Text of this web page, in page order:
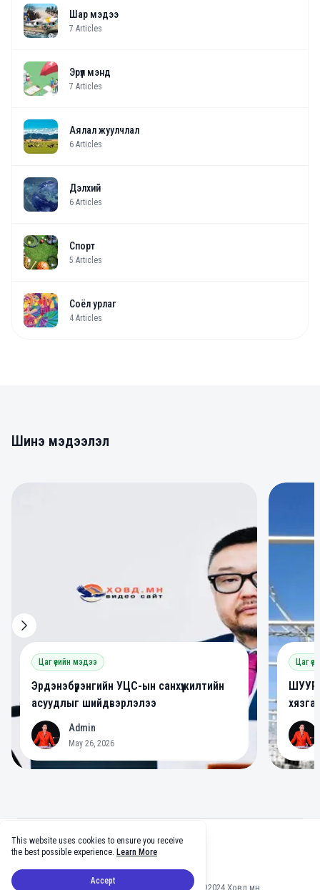
Шар мэдээ
7 Articles
Эрүүл мэнд
7 Articles
Аялал жуулчлал
6 Articles
Дэлхий
6 Articles
Спорт
5 Articles
Соёл урлаг
4 Articles
Шинэ мэдээлэл
Цаг үеийн мэдээ
Эрдэнэбүрэнгийн УЦС-ын санхүүжилтийн
асуудлыг шийдвэрлэлээ
A Admin
May 26, 2026
Цаг
A
facebook
twittergithubtiktok
Мэдээлэл зөвшөөрөлгүй хуулбарлахыг хориглоно ©2024 Ховд.мн
This website uses cookies to ensure you receive
the best possible experience. Learn More
Accept